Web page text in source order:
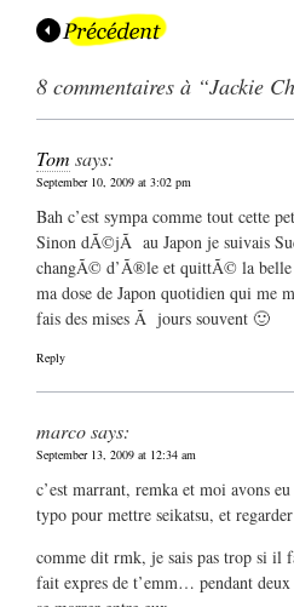
8 commentaires à “Jackie
Tom says:
September 10, 2009 at 3:02 pm
Bah c’est sympa comme tout cette
Sinon dÃ©jÃ au Japon je suivais
changÃ© d’Ã®le et quittÃ© la belle
ma dose de Japon quotidien qui me
fais des mises Ã jours souvent 🙂
Reply
marcosays:
September 13, 2009 at 12:34 am
c’est marrant, remka et moi avons
typo pour mettre seikatsu, et
comme dit rmk, je sais pas trop si il
fait expres de t’emm… pendant